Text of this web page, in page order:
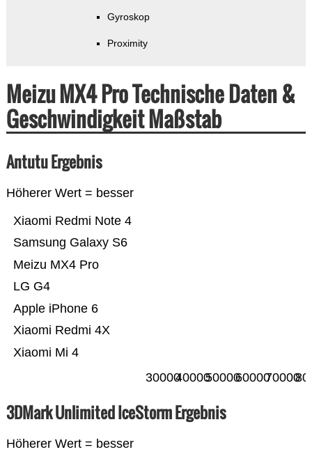
Gyroskop
Proximity
Meizu MX4 Pro Technische Daten &
Geschwindigkeit Maßstab
Antutu Ergebnis
Höherer Wert = besser
Xiaomi Mi 4
Xiaomi Redmi 4X
Apple iPhone 6
LG G4
Meizu MX4 Pro
Samsung Galaxy S6
Xiaomi Redmi Note 4
3000040000500006000070000
3DMark Unlimited IceStorm Ergebnis
Höherer Wert = besser